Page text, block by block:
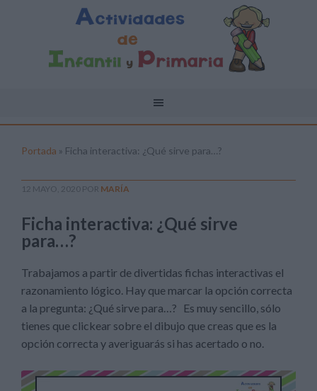
Portada » Ficha interactiva: ¿Qué sirve para…?
12 MAYO, 2020 POR MARÍA
Ficha interactiva: ¿Qué sirve
para…?
Trabajamos a partir de divertidas fichas interactivas el
razonamiento lógico. Hay que marcar la opción correcta
a la pregunta: ¿Qué sirve para…? Es muy sencillo, sólo
tienes que clickear sobre el dibujo que creas que es la
opción correcta y averiguarás si has acertado o no.